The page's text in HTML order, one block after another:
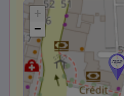
+
−